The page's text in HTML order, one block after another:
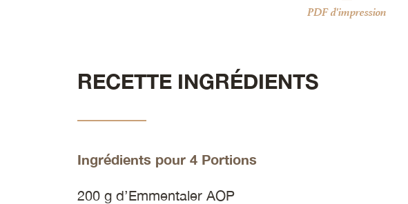
PDF d'impression
RECETTE INGRÉDIENTS
Ingrédients pour 4 Portions
200 g d’Emmentaler AOP